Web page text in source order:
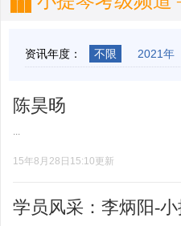
资讯年度： 不限 2021年
陈昊旸
...
15年8月28日15:10更新
学员风采：李炳阳-